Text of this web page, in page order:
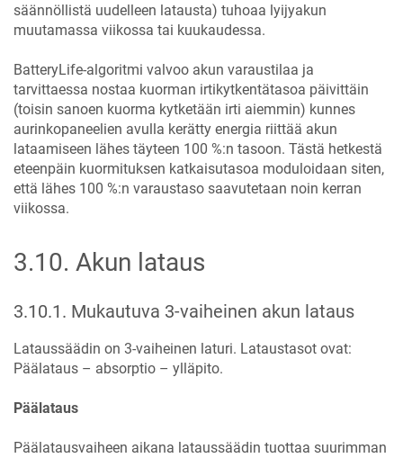
säännöllistä uudelleen latausta) tuhoaa lyijyakun
muutamassa viikossa tai kuukaudessa.
BatteryLife-algoritmi valvoo akun varaustilaa ja
tarvittaessa nostaa kuorman irtikytkentätasoa päivittäin
(toisin sanoen kuorma kytketään irti aiemmin) kunnes
aurinkopaneelien avulla kerätty energia riittää akun
lataamiseen lähes täyteen 100 %:n tasoon. Tästä hetkestä
eteenpäin kuormituksen katkaisutasoa moduloidaan siten,
että lähes 100 %:n varaustaso saavutetaan noin kerran
viikossa.
3.10. Akun lataus
3.10.1 . Mukautuva 3-vaiheinen akun lataus
Lataussäädin on 3-vaiheinen laturi. Lataustasot ovat:
Päälataus – absorptio – ylläpito.
Päälataus
Päälatausvaiheen aikana lataussäädin tuottaa suurimman